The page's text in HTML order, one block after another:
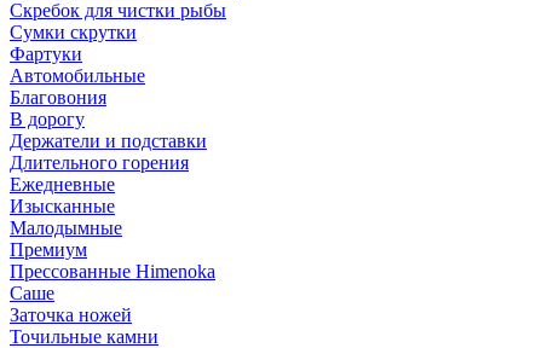
Скребок для чистки рыбы
Сумки скрутки
Фартуки
Автомобильные
Благовония
В дорогу
Держатели и подставки
Длительного горения
Ежедневные
Изысканные
Малодымные
Премиум
Прессованные Himenoka
Саше
Заточка ножей
Точильные камни